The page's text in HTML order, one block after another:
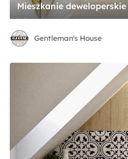
Gentleman's House